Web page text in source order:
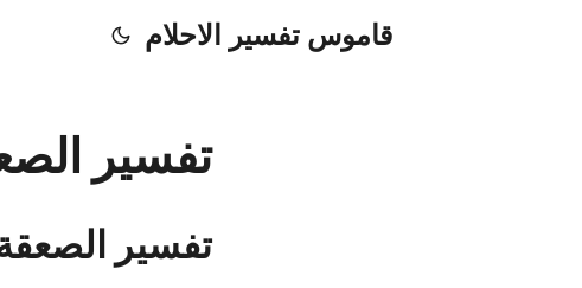
قاموس تفسير الاحلام
تفسير
تفسير